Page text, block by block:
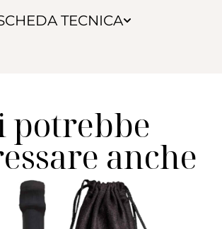
TECNICA
potrebbe
anche